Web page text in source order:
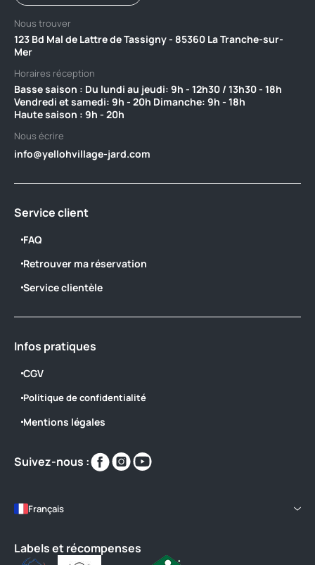
Nous trouver
123 Bd Mal de Lattre de Tassigny - 85360 La Tranche-sur-
Mer
Horaires réception
Basse saison : Du lundi au jeudi: 9h - 12h30 / 13h30 - 18h
Vendredi et samedi: 9h - 20h Dimanche: 9h - 18h ‎ ‎ ‎ ‎ ‎ ‎ ‎ ‎ ‎ ‎ ‎ ‎ ‎ ‎ ‎ ‎ ‎ ‎
Haute saison : 9h - 20h
Nous écrire
info@yellohvillage-jard.com
Service client
FAQ
Retrouver ma réservation
Service clientèle
Infos pratiques
CGV
Politique de confidentialité
Mentions légales
Suivez-nous :
Retrouvez-
nous
https://www.facebook.com/
Retrouvez-
nous
https://www.instagram.com/
https://www.youtube.com/
Français
Labels et récompenses